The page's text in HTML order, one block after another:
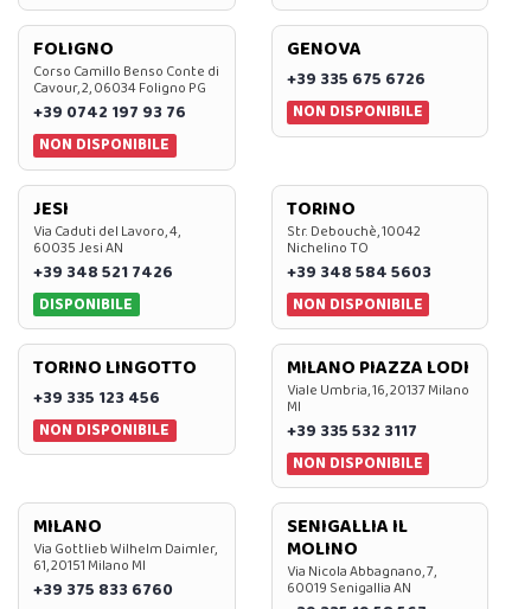
FOLIGNO
Corso Camillo Benso Conte di
Cavour, 2, 06034 Foligno PG
+39 0742 197 93 76
NON DISPONIBILE
GENOVA
+39 335 675 6726
NON DISPONIBILE
JESI
Via Caduti del Lavoro, 4,
60035 Jesi AN
+39 348 521 7426
DISPONIBILE
TORINO
Str. Debouchè, 10042
Nichelino TO
+39 348 584 5603
NON DISPONIBILE
TORINO LINGOTTO
+39 335 123 456
NON DISPONIBILE
MILANO PIAZZA LODI
Viale Umbria, 16, 20137 Milano
MI
+39 335 532 3117
NON DISPONIBILE
MILANO
Via Gottlieb Wilhelm Daimler,
61, 20151 Milano MI
+39 375 833 6760
SENIGALLIA IL
MOLINO
Via Nicola Abbagnano, 7,
60019 Senigallia AN